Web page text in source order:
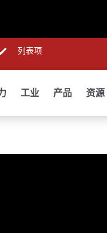
列表项
工业 产品 资源